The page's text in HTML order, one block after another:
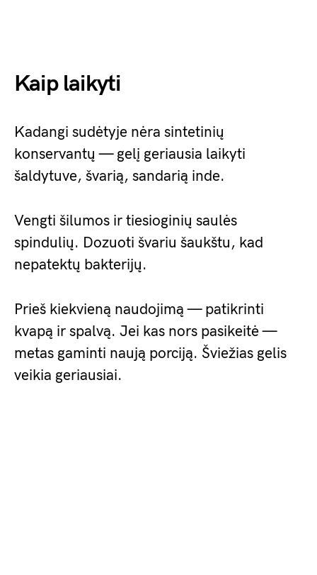
Kaip laikyti
Kadangi sudėtyje nėra sintetinių
konservantų — gelį geriausia laikyti
šaldytuve, švarią, sandarią inde.
Vengti šilumos ir tiesioginių saulės
spindulių. Dozuoti švariu šaukštu, kad
nepatektų bakterijų.
Prieš kiekvieną naudojimą — patikrinti
kvapą ir spalvą. Jei kas nors pasikeitė —
metas gaminti naują porciją. Šviežias gelis
veikia geriausiai.